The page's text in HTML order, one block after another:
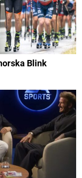
Blink